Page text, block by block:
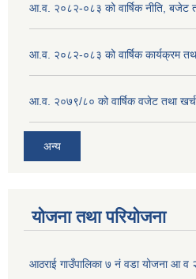
आ.व. २०८२-०८३ को वार्षिक नीति, बजेट
आ.व. २०८२-०८३ को वार्षिक कार्यक्रम
आ.व. २०७९/८० को वार्षिक वजेट तथा
अन्य
योजना तथा परियोजना
आठराई गाउँपालिका ७ नं वडा योजना आ